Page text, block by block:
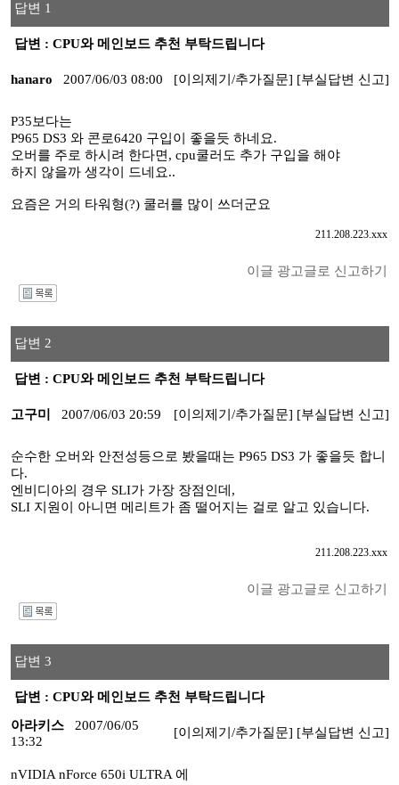
답변 1
답변 : CPU와 메인보드 추천 부탁드립니다
hanaro 2007/06/03 08:00 [이의제기/추가질문] [부실답변 신고]
P35보다는
P965 DS3 와 콘로6420 구입이 좋을듯 하네요.
오버를 주로 하시려 한다면, cpu쿨러도 추가 구입을 해야
하지 않을까 생각이 드네요..
요즘은 거의 타워형(?) 쿨러를 많이 쓰더군요
211.208.223.xxx
이글 광고글로 신고하기
답변 2
답변 : CPU와 메인보드 추천 부탁드립니다
고구미 2007/06/03 20:59 [이의제기/추가질문] [부실답변 신고]
순수한 오버와 안전성등으로 봤을때는 P965 DS3 가 좋을듯 합니
다.
엔비디아의 경우 SLI가 가장 장점인데,
SLI 지원이 아니면 메리트가 좀 떨어지는 걸로 알고 있습니다.
211.208.223.xxx
이글 광고글로 신고하기
답변 3
답변 : CPU와 메인보드 추천 부탁드립니다
아라키스
2007/06/05
13:32
[이의제기/추가질문] [부실답변 신고]
nVIDIA nForce 650i ULTRA 에